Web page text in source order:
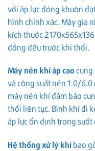
với áp lực đóng khuôn
hình chính xác. Máy gia
kích thước
đồng đều trước khi thổi.
Máy nén khí áp caocung
và công suất nén 1.0/
máy nén khí đảm bảo
thổi liên tục. Bình khí đi
áp lực ổn định trong suốt
Hệ thống xử lý khíbao